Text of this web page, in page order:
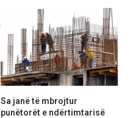
Sa janë të mbrojtur
punëtorët e ndërtimtarisë